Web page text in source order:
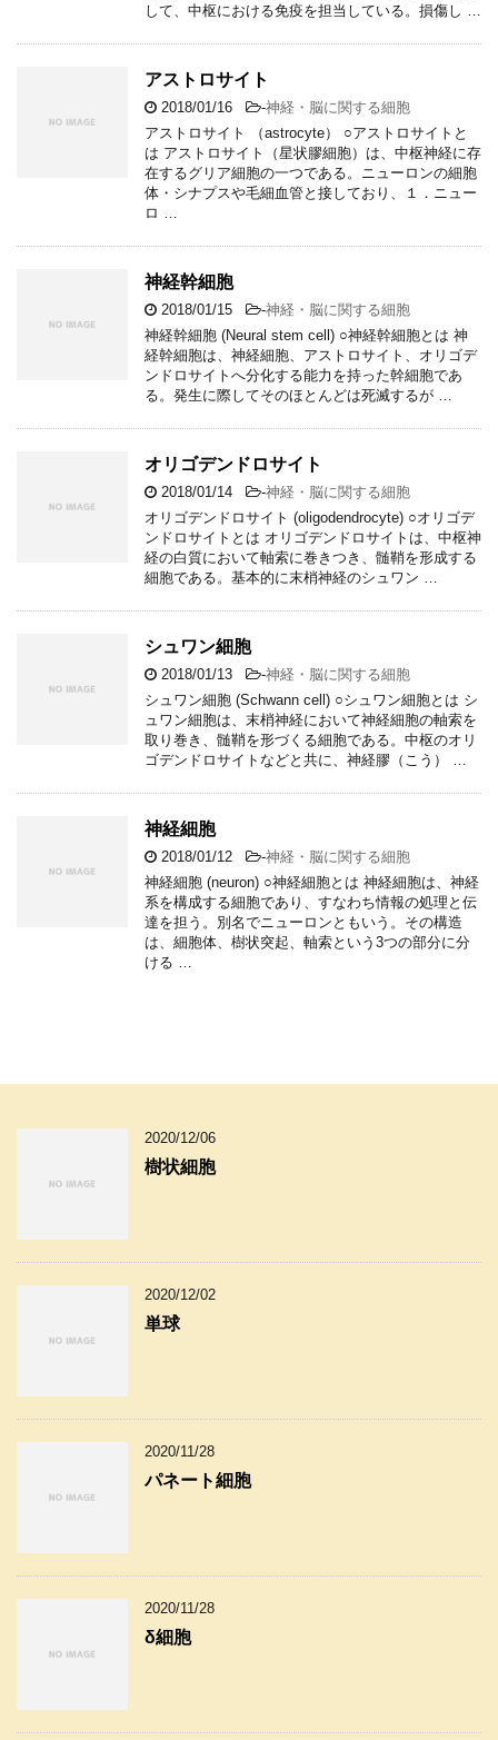
して、中枢における免疫を担当している。損傷し …
アストロサイト
2018/01/16 -神経・脳に関する細胞
アストロサイト （astrocyte） ○アストロサイトと
は アストロサイト（星状膠細胞）は、中枢神経に存
在するグリア細胞の一つである。ニューロンの細胞
体・シナプスや毛細血管と接しており、１．ニュー
ロ …
神経幹細胞
2018/01/15 -神経・脳に関する細胞
神経幹細胞 (Neural stem cell) ○神経幹細胞とは 神
経幹細胞は、神経細胞、アストロサイト、オリゴデ
ンドロサイトへ分化する能力を持った幹細胞であ
る。発生に際してそのほとんどは死滅するが …
オリゴデンドロサイト
2018/01/14 -神経・脳に関する細胞
オリゴデンドロサイト (oligodendrocyte) ○オリゴデ
ンドロサイトとは オリゴデンドロサイトは、中枢神
経の白質において軸索に巻きつき、髄鞘を形成する
細胞である。基本的に末梢神経のシュワン …
シュワン細胞
2018/01/13 -神経・脳に関する細胞
シュワン細胞 (Schwann cell) ○シュワン細胞とは シ
ュワン細胞は、末梢神経において神経細胞の軸索を
取り巻き、髄鞘を形づくる細胞である。中枢のオリ
ゴデンドロサイトなどと共に、神経膠（こう） …
神経細胞
2018/01/12 -神経・脳に関する細胞
神経細胞 (neuron) ○神経細胞とは 神経細胞は、神経
系を構成する細胞であり、すなわち情報の処理と伝
達を担う。別名でニューロンともいう。その構造
は、細胞体、樹状突起、軸索という3つの部分に分
ける …
2020/12/06
樹状細胞
2020/12/02
単球
2020/11/28
パネート細胞
2020/11/28
δ細胞